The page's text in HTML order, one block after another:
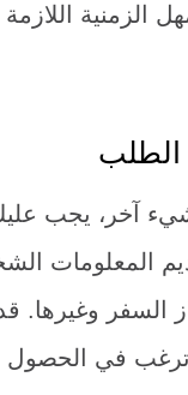
الزمنية
الطلب
آخر، يجب
المعلومات
السفر وغيرها.
ترغب في الحصول